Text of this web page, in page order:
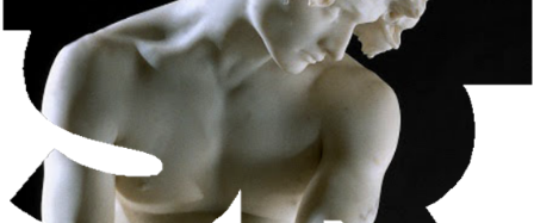
segunda metade do século XIX.
Sobre o Museu Nacional Soares dos Reis
O Museu Nacional Soares dos Reis tem origem no Museu de
Pinturas e Estampas e outros objetos de Belas Artes, criado em
1833 por D. Pedro IV de Portugal, primeiro Imperador do
Brasil, para salvaguarda dos bens sequestrados aos absolutistas
e conventos abandonados na guerra civil (1832-34).